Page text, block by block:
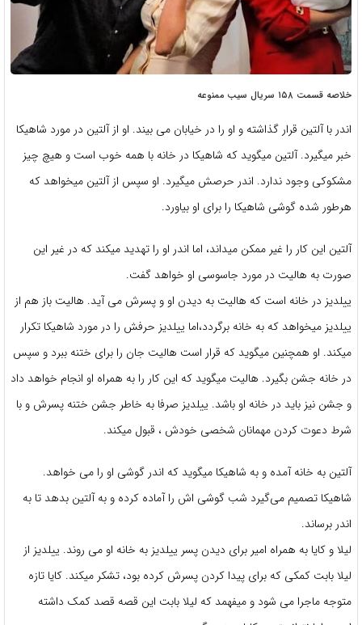
خلاصه قسمت ۱۵۸ سریال سیب ممنوعه
اندر با آلتین قرار گذاشته و او را در خیابان می بیند. او از آلتین در مورد شاهیکا
خبر میگیرد. آلتین میگوید که شاهیکا در خانه با همه خوب است و هیچ چیز
مشکوکی وجود ندارد. اندر حرصش میگیرد. او سپس از آلتین میخواهد که
هرطور شده گوشی شاهیکا را برای او بیاورد.
آلتین این کار را غیر ممکن میداند، اما اندر او را تهدید میکند که در غیر این
صورت به هالیت در مورد جاسوسی او خواهد گفت.
ییلدیز در خانه است که هالیت به دیدن او و پسرش می آید. هالیت باز هم از
ییلدیز میخواهد که به خانه برگردد،اما ییلدیز حرفش را در مورد شاهیکا تکرار
میکند. او همچنین میگوید که قرار است هالیت جان را برای ختنه ببرد و سپس
در خانه جشن بگیرد. هالیت میگوید که این کار را به همراه او انجام خواهد داد
و جشن نیز باید در خانه او باشد. ییلدیز صرفا به خاطر جشن ختنه پسرش و با
شرط دعوت کردن مهمانان شخصی خودش ، قبول میکند.
آلتین به خانه آمده و به شاهیکا میگوید که اندر گوشی او را می خواهد.
شاهیکا تصمیم می‌گیرد شب گوشی اش را آماده کرده و به آلتین بدهد تا به
اندر برساند.
لیلا و کایا به همراه امیر برای دیدن پسر ییلدیز به خانه او می روند. ییلدیز از
لیلا بابت کمکی که برای پیدا کردن پسرش کرده بود، تشکر میکند. کایا تازه
متوجه ماجرا می شود و میفهمد که لیلا بابت این قصه قصد کمک داشته